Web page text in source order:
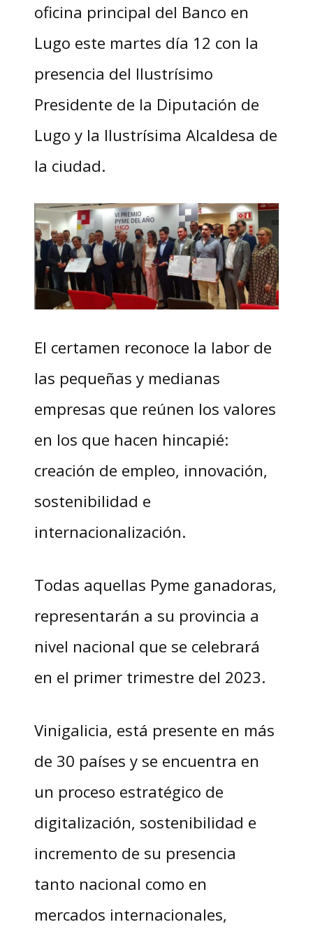
oficina principal del Banco en
Lugo este martes día 12 con la
presencia del Ilustrísimo
Presidente de la Diputación de
Lugo y la Ilustrísima Alcaldesa de
la ciudad.
El certamen reconoce la labor de
las pequeñas y medianas
empresas que reúnen los valores
en los que hacen hincapié:
creación de empleo, innovación,
sostenibilidad e
internacionalización.
Todas aquellas Pyme ganadoras,
representarán a su provincia a
nivel nacional que se celebrará
en el primer trimestre del 2023.
Vinigalicia, está presente en más
de 30 países y se encuentra en
un proceso estratégico de
digitalización, sostenibilidad e
incremento de su presencia
tanto nacional como en
mercados internacionales,